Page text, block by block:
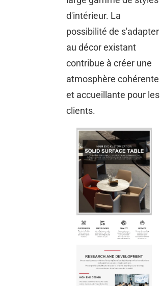
d'intérieur. La
possibilité de s'adapter
au décor existant
contribue à créer une
atmosphère cohérente
et accueillante pour les
clients.